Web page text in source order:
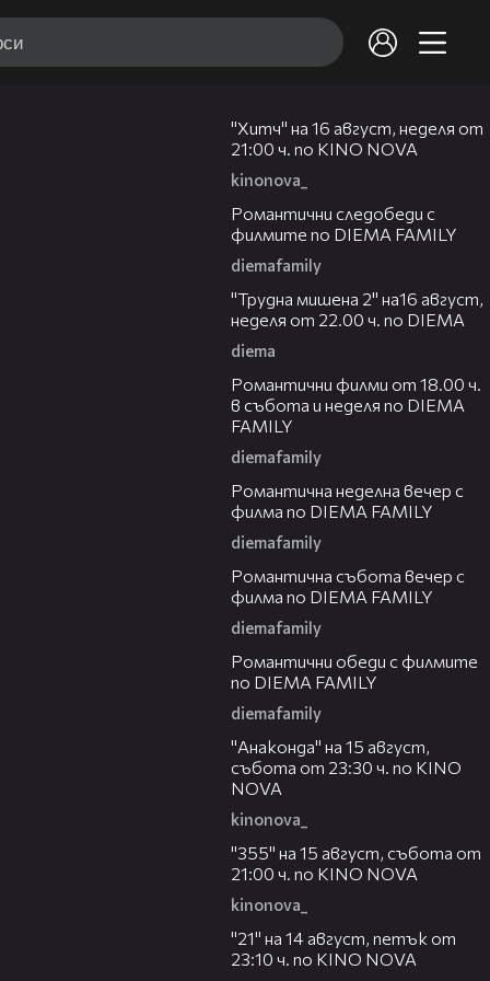
"Хитч" на 16 август, неделя от
21:00 ч. по KINO NOVA
kinonova_
Романтични следобеди с
филмите по DIEMA FAMILY
diemafamily
"Трудна мишена 2" на16 август,
неделя от 22.00 ч. по DIEMA
diema
Романтични филми от 18.00 ч.
в събота и неделя по DIEMA
FAMILY
diemafamily
Романтичнa неделна вечер с
филма по DIEMA FAMILY
diemafamily
Романтичнa събота вечер с
филма по DIEMA FAMILY
diemafamily
Романтични обеди с филмите
по DIEMA FAMILY
diemafamily
"Анаконда" на 15 август,
събота от 23:30 ч. по KINO
NOVA
kinonova_
"355" на 15 август, събота от
21:00 ч. по KINO NOVA
kinonova_
"21" на 14 август, петък от
23:10 ч. по KINO NOVA